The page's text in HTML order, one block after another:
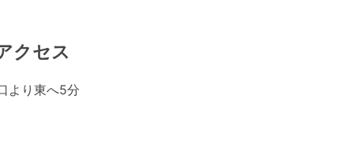
クセス
より東へ5分